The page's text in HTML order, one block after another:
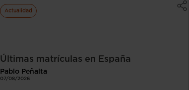
Actualidad
Últimas matrículas en España
Pablo Peñalta
07/08/2026